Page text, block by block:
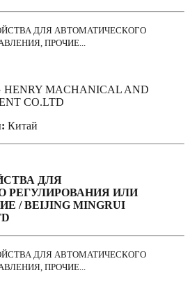
ДЛЯ АВТОМАТИЧЕСКОГО
ПРОЧИЕ...
HENRY MACHANICAL AND
CO.LTD
Китай
ДЛЯ
РЕГУЛИРОВАНИЯ ИЛИ
/ BEIJING MINGRUI
ДЛЯ АВТОМАТИЧЕСКОГО
ПРОЧИЕ...